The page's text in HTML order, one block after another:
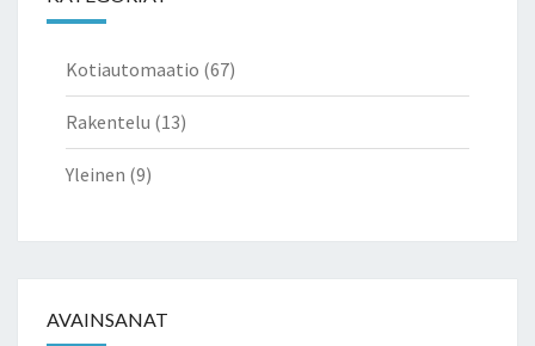
Kotiautomaatio (67)
Rakentelu (13)
Yleinen (9)
AVAINSANAT